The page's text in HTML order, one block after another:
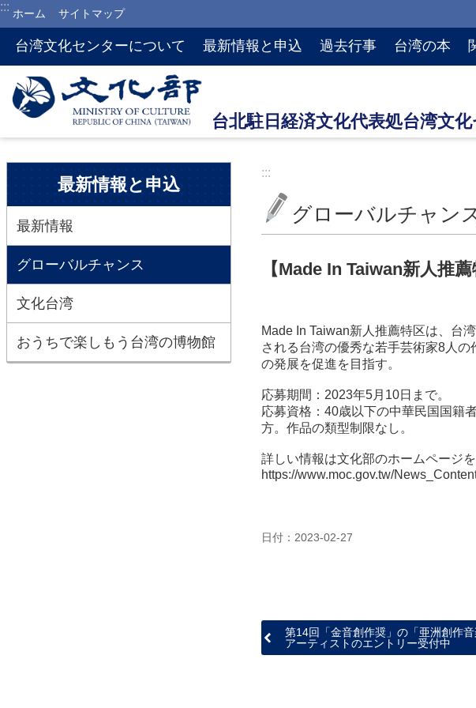
メインのコンテンツブロックにジャンプします
::: ホーム サイトマップ
台湾文化センターについて 最新情報と申込 過去行事 台湾の本
:::
最新情報と申込
最新情報
グローバルチャンス
文化台湾
おうちで楽しもう台湾の博物館
:::
グローバルチャン
【Made In Taiwan新人推
Made In Taiwan新人推薦特区は、台
される台湾の優秀な若手芸術家8人
の発展を促進を目指す。
応募期間：2023年5月10日まで。
応募資格：40歳以下の中華民国国籍
方。作品の類型制限なし。
詳しい情報は文化部のホームページを
https://www.moc.gov.tw/
日付：2023-02-27
第14回「金音創作奨」の「亜洲創作
アーティストのエントリー受付中